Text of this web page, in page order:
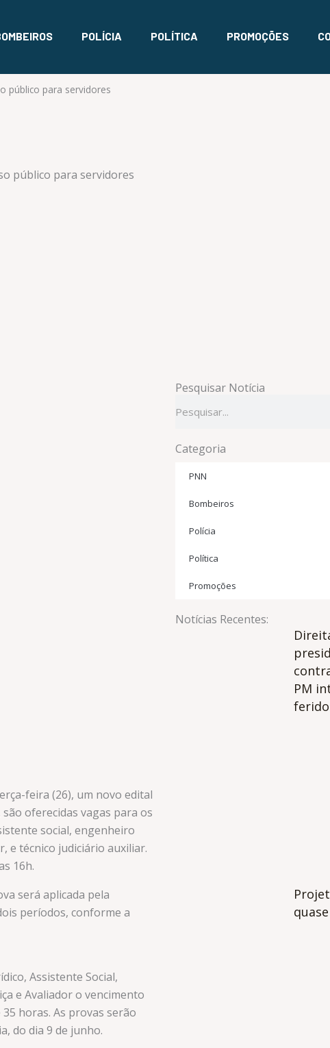
POLÍCIA POLÍTICA PROMOÇÕES
público para servidores
público para servidores
feira (26), um novo edital
oferecidas vagas para os
social, engenheiro
e técnico judiciário auxiliar.
16h.
será aplicada pela
períodos, conforme a
Assistente Social,
e Avaliador o vencimento
horas. As provas serão
do dia 9 de junho.
Pesquisar Notícia
Categoria
PNN
Bombeiros
Polícia
Política
Promoções
Notícias Recentes:
PM